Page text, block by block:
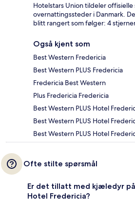
Hotelstars Union tildeler
overnattingssteder i Danmark.
blitt rangert som følger: 4
Også kjent som
Best Western Fredericia
Best Western PLUS Fredericia
Fredericia Best Western
Plus Fredericia Fredericia
Best Western PLUS Hotel
Best Western PLUS Hotel
Best Western PLUS Hotel
Ofte stilte spørsmål
Er det tillatt med kjæledyr på
Hotel Fredericia?